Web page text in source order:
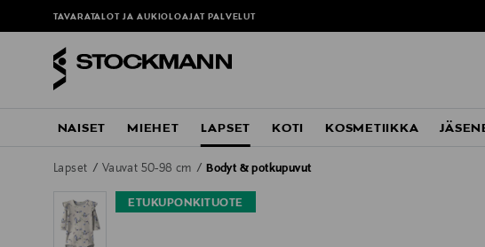
TAVARATALOT JA AUKIOLOAJAT PALVELUT
NAISET MIEHET LAPSET KOTI KOSMETIIKKA
Lapset Vauvat 50-98 cm Bodyt & potkupuvut
ETUKUPONKITUOTE